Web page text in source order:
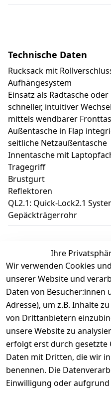
Technische Daten
Rucksack mit
Aufhängesystem
Einsatz als Radtasche oder
schneller, intuitiver
mittels wendbarer
Außentasche in Flap
seitliche Netzaußentasche
Innentasche mit
Tragegriff
Brustgurt
Reflektoren
QL2.1: Quick-Lock2.1
Gepäckträgerrohr
Kundenbewertungen
Basierend auf
5
4
3
Ihre
Wir verwenden Cookies
unserer Website und
Daten von Besucher:innen
Adresse), um z.B. Inhalte
von Drittanbietern
unsere Website zu
erfolgt erst durch gesetzte
Daten mit Dritten, die wir
benennen. Die
Einwilligung oder